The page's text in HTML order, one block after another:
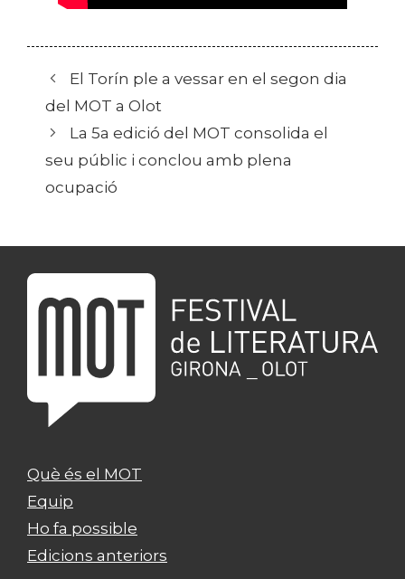
El Torín ple a vessar en el segon dia
del MOT a Olot
La 5a edició del MOT consolida el
seu públic i conclou amb plena
ocupació
Què és el MOT
Equip
Ho fa possible
Edicions anteriors